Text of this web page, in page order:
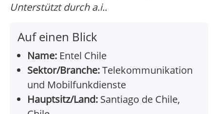
Unterstützt durch a.i..
Auf einen Blick
Name: Entel Chile
Sektor/Branche:Telekommunikation
und Mobilfunkdienste
Hauptsitz/Land: Santiago de Chile,